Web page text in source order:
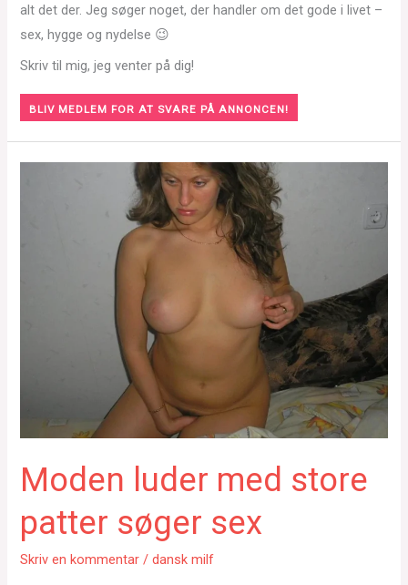
alt det der. Jeg søger noget, der handler om det gode i livet –
sex, hygge og nydelse 😉
Skriv til mig, jeg venter på dig!
BLIV MEDLEM FOR AT SVARE PÅ ANNONCEN!
Moden luder med store
patter søger sex
Skriv en kommentar /dansk milf